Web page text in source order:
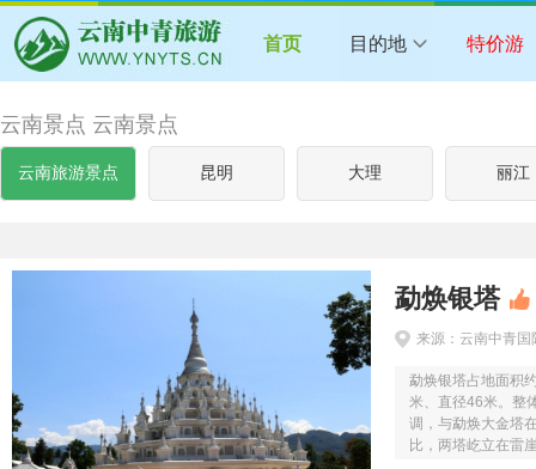
首页 目的地 特价游
云南景点 云南景点
云南旅游景点 昆明 大理 丽江
勐焕银塔
来源：云南中青
勐焕银塔占地面积
米、直径46米。整
调，与勐焕大金塔
比，两塔屹立在雷